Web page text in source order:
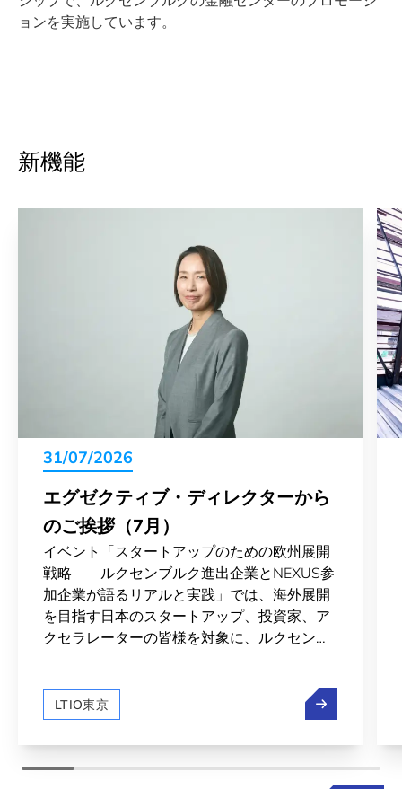
ョンを実施しています。
新機能
31/07/2026
エグゼクティブ・ディレクターから
のご挨拶（7月）
イベント「スタートアップのための欧州展開
戦略——ルクセンブルク進出企業とNEXUS参
加企業が語るリアルと実践」では、海外展開
を目指す日本のスタートアップ、投資家、ア
クセラレーターの皆様を対象に、ルクセンブ
てお届けしました。また、ルクセンブルクと
日本の宇宙分野での交流の裾野が広がってい
ます。
LTIO東京 エグゼクティ